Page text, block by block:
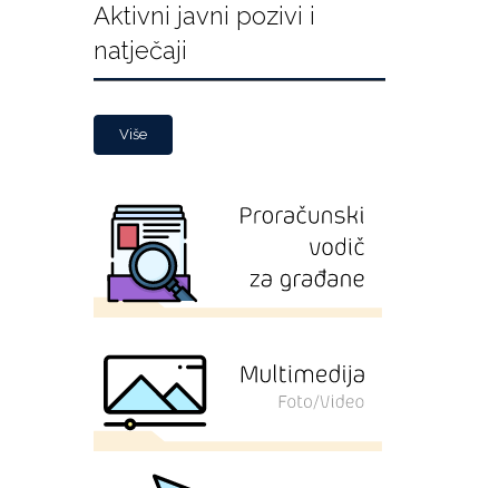
Aktivni javni pozivi i
natječaji
Više